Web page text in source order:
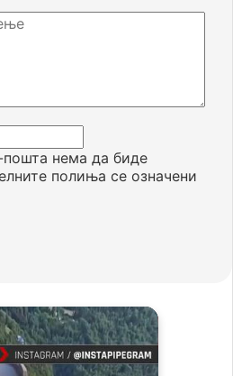
нема да биде
полиња се означени